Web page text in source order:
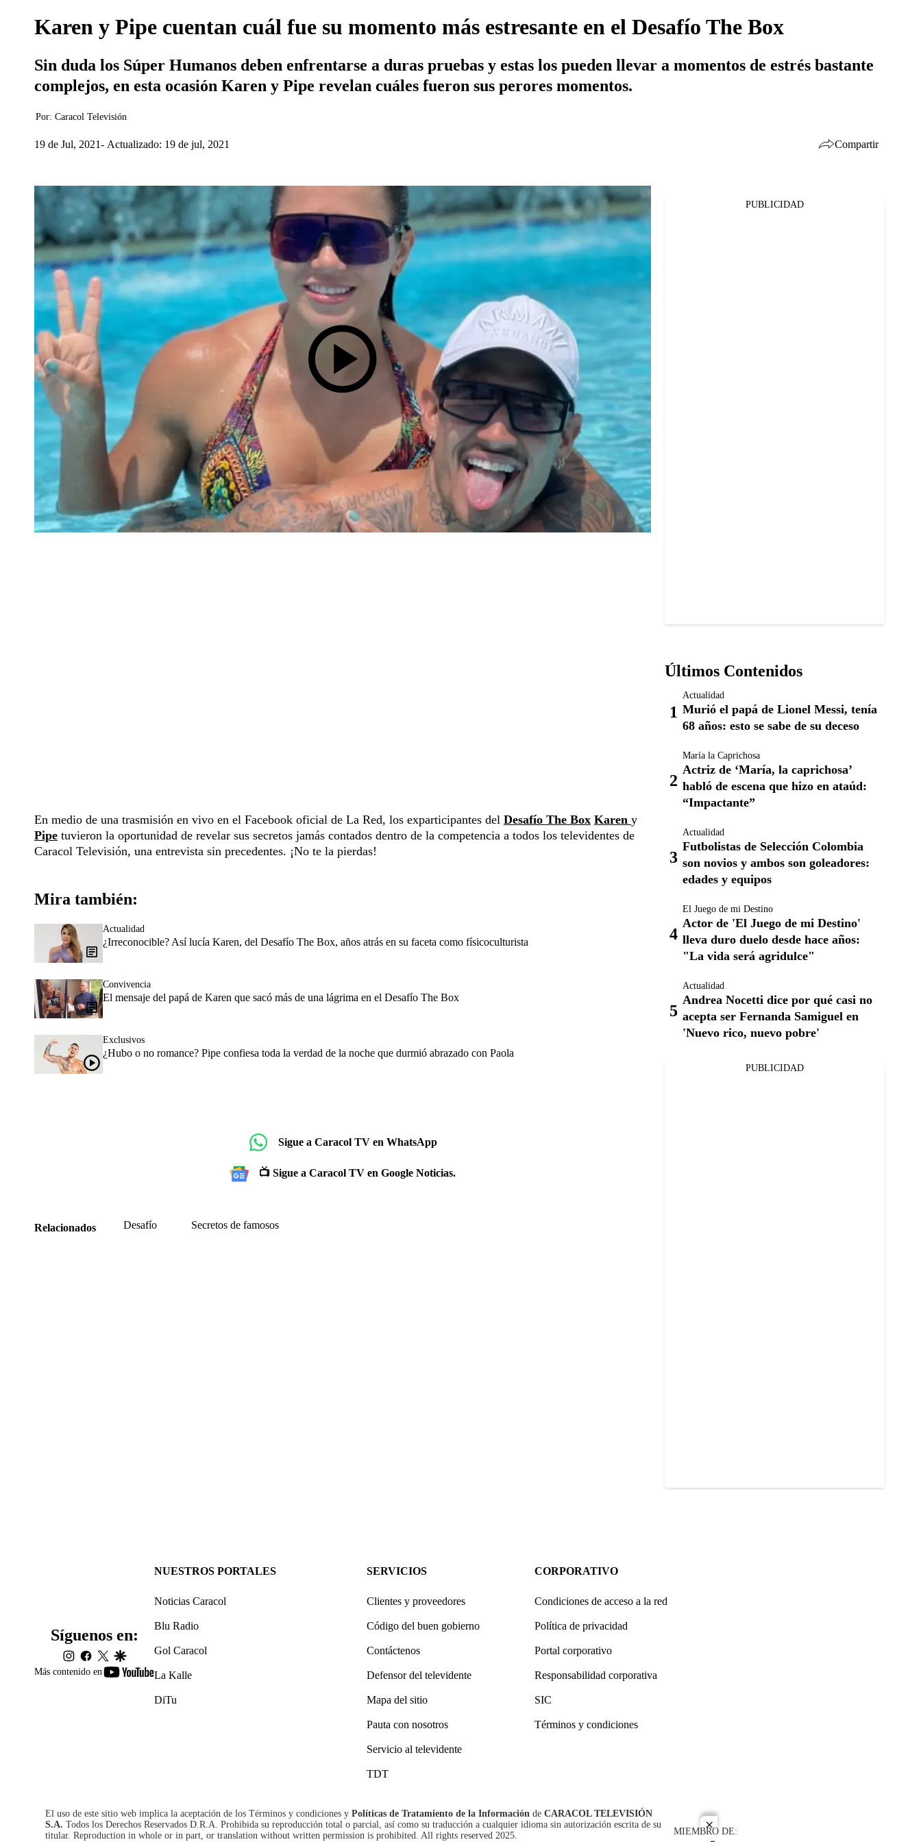
close
Karen y Pipe cuentan cuál fue su momento más estresante en el Desafío The Box
Sin duda los Súper Humanos deben enfrentarse a duras pruebas y estas los pueden llevar a momentos de estrés bastante
complejos, en esta ocasión Karen y Pipe revelan cuáles fueron sus perores momentos.
Por: Caracol Televisión
19 de Jul, 2021 Actualizado: 19 de jul, 2021 Compartir
Facebook
Whatsapp
En medio de una trasmisión en vivo en el Facebook oficial de La Red, los exparticipantes del Desafío The Box Karen y
Pipe tuvieron la oportunidad de revelar sus secretos jamás contados dentro de la competencia a todos los televidentes de
Caracol Televisión, una entrevista sin precedentes. ¡No te la pierdas!
Mira también:
Actualidad
¿Irreconocible? Así lucía Karen, del Desafío The Box, años atrás en su faceta como físicoculturista
Convivencia
El mensaje del papá de Karen que sacó más de una lágrima en el Desafío The Box
Exclusivos
¿Hubo o no romance? Pipe confiesa toda la verdad de la noche que durmió abrazado con Paola
Sigue a Caracol TV en WhatsApp
📺 Sigue a Caracol TV en Google Noticias.
Relacionados Desafío Secretos de famosos
PUBLICIDAD
Últimos Contenidos
Actualidad
Murió el papá de Lionel Messi, tenía
68 años: esto se sabe de su deceso
María la Caprichosa
Actriz de ‘María, la caprichosa’
habló de escena que hizo en ataúd:
“Impactante”
Actualidad
Futbolistas de Selección Colombia
son novios y ambos son goleadores:
edades y equipos
El Juego de mi Destino
Actor de 'El Juego de mi Destino'
lleva duro duelo desde hace años:
"La vida será agridulce"
Actualidad
Andrea Nocetti dice por qué casi no
acepta ser Fernanda Samiguel en
'Nuevo rico, nuevo pobre'
PUBLICIDAD
Más contenido en
youtube-
Síguenos en:
instagram
facebook
twittergoogle
NUESTROS PORTALES
Noticias Caracol
Blu Radio
Gol Caracol
La Kalle
DiTu
SERVICIOS
Clientes y proveedores
Código del buen gobierno
Contáctenos
Defensor del televidente
Mapa del sitio
Pauta con nosotros
Servicio al televidente
TDT
CORPORATIVO
Condiciones de acceso a la red
Política de privacidad
Portal corporativo
Responsabilidad corporativa
SIC
Términos y condiciones
El uso de este sitio web implica la aceptación de los Términos y condiciones y Políticas de Tratamiento de la Información de CARACOL TELEVISIÓN
S.A. Todos los Derechos Reservados D.R.A. Prohibida su reproducción total o parcial, así como su traducción a cualquier idioma sin autorización escrita de su
titular. Reproduction in whole or in part, or translation without written permission is prohibited. All rights reserved 2025.
MIEMBRO DE: